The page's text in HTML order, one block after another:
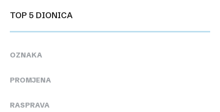
TOP 5 DIONICA
OZNAKA
PROMJENA
RASPRAVA